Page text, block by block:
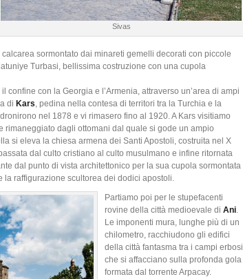
Sivas
sormontato dai minareti gemelli decorati con piccole
Turbasi, bellissima costruzione con una cupola
confine con la Georgia e l’Armenia, attraverso un’area di ampi
di Kars, pedina nella contesa di territori tra la Turchia e la
nel 1878 e vi rimasero fino al 1920. A Kars visitiamo
rimaneggiato dagli ottomani dal quale si gode un ampio
si eleva la chiesa armena dei Santi Apostoli, costruita nel X
dal culto cristiano al culto musulmano e infine ritornata
dal punto di vista architettonico per la sua cupola sormontata
la raffigurazione scultorea dei dodici apostoli.
Partiamo poi per le stupefacenti
rovine della città medioevale di Ani.
Le imponenti mura, lunghe più di un
chilometro, racchiudono gli edifici
della città fantasma tra i campi erbosi
che si affacciano sulla profonda gola
formata dal torrente Arpacay.